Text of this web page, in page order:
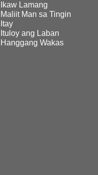
Ikaw Lamang
Maliit Man sa Tingin
Itay
Ituloy ang Laban
Hanggang Wakas